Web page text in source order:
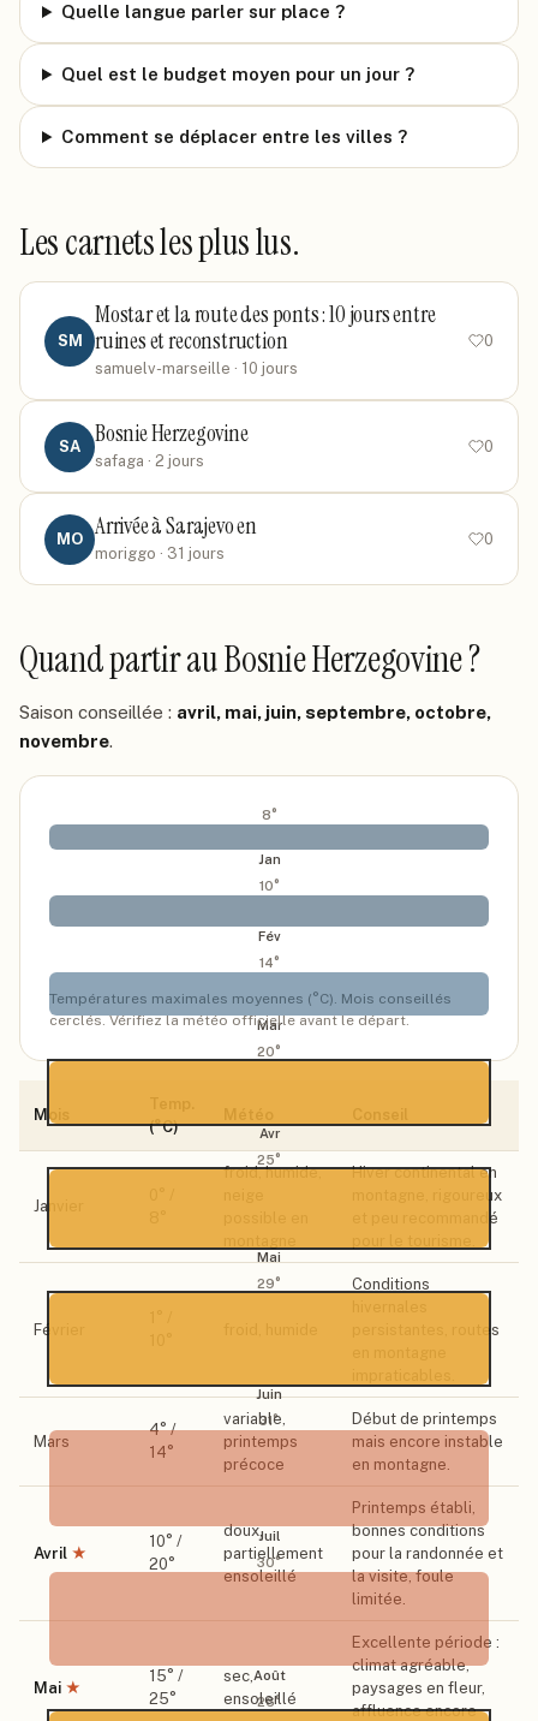
Quelle langue parler sur place ?
Quel est le budget moyen pour un jour ?
Comment se déplacer entre les villes ?
Les carnets les plus lus.
SM
Mostar et la route des ponts : 10 jours entre
ruines et reconstruction
samuelv-marseille · 10 jours
0
SA Bosnie Herzegovine
safaga · 2 jours
0
MO Arrivée à Sarajevo en
moriggo · 31 jours
0
Quand partirau Bosnie Herzegovine?
Saison conseillée : avril, mai, juin, septembre, octobre,
novembre.
8°
Jan
10°
Fév
14°
Mar
20°
Avr
25°
Mai
29°
Juin
31°
Juil
30°
Août
26°
Températures maximales moyennes (°C). Mois conseillés
cerclés. Vérifiez la météo officielle avant le départ.
Mois
(°C)
Janvier
froid, humide,
Hiver continental en
montagne, rigoureux
et peu recommandé
Février
Conditions
persistantes, routes
Mars
4° /
14°
variable,
printemps
précoce
Début de printemps
mais encore instable
en montagne.
Avril ★
10° /
20°
doux,
partiellement
ensoleillé
Printemps établi,
bonnes conditions
pour la randonnée et
la visite, foule
limitée.
Mai ★
15° /
25°
sec,
ensoleillé
Excellente période :
climat agréable,
paysages en fleur,
affluence encore